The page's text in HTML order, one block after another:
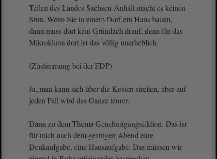
Teilen des Landes Sachsen-Anhalt macht es keinen
Sinn. Wenn Sie in einem Dorf ein Haus bauen,
dann muss dort kein Gründach drauf; denn für das
Mikroklima dort ist das völlig unerheblich.
(Zustimmung bei der FDP)
Ja, man kann sich über die Kosten streiten, aber auf
jeden Fall wird das Ganze teurer.
Dann zu dem Thema Genehmigungsfiktion. Das ist
für mich nach dem gestrigen Abend eine
Denkaufgabe, eine Hausaufgabe. Das müssen wir